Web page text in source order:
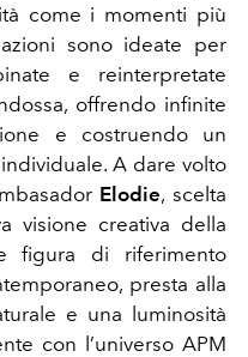
come i momenti più
sono ideate per
e reinterpretate
offrendo infinite
e costruendo un
A dare volto
Elodie, scelta
visione creativa della
figura di riferimento
presta alla
e una luminosità
con l’universo APM